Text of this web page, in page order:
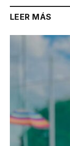
LEER MÁS